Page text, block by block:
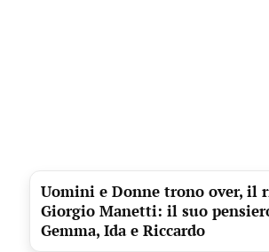
Uomini e Donne trono over, il
Giorgio Manetti: il suo
Gemma, Ida e Riccardo